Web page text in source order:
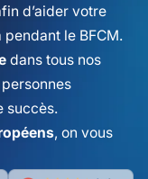
d’aider votre
le BFCM.
dans tous nos
succès.
, on vous